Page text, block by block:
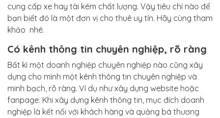
cung cấp xe hay tài kém chất lượng. Vậy tiêu chí nào để
bạn biết đó là một đơn vị cho thuê uy tín. Hãy cùng tham
khảo nhé.
Có kênh thông tin chuyên nghiệp, rõ ràng
Bất kì một doanh nghiệp chuyên nghiệp nào cũng xây
dựng cho mình một kênh thông tin chuyên nghiệp và
minh bạch, rõ ràng. Ví dụ như xây dựng website hoặc
fanpage. Khi xây dựng kênh thông tin, mục đích doanh
nghiệp là kết nối với khách hàng và quảng bá thương